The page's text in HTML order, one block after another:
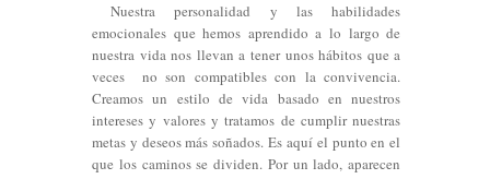
Nuestra personalidad y las habilidades
emocionales que hemos aprendido a lo largo de
nuestra vida nos llevan a tener unos hábitos que a
veces no son compatibles con la convivencia.
Creamos un estilo de vida basado en nuestros
intereses y valores y tratamos de cumplir nuestras
metas y deseos más soñados. Es aquí el punto en el
que los caminos se dividen. Por un lado, aparecen